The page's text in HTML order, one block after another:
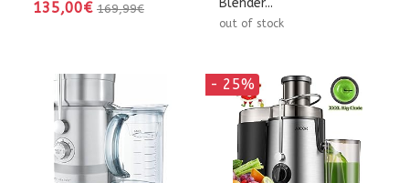
135,00€ 169,99€
Blender...
out of stock
- 25%